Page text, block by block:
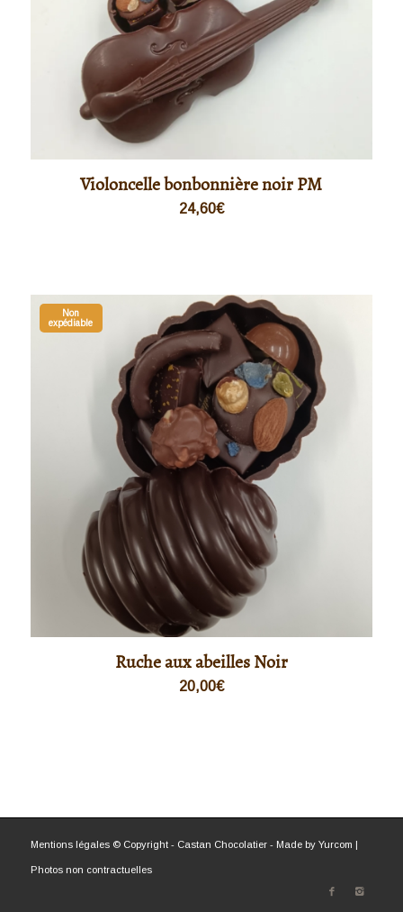
Violoncelle bonbonnière noir PM
24,60€
Non
expédiable
Ruche aux abeilles Noir
20,00€
Mentions légales© Copyright - Castan Chocolatier - Made by Yurcom
Photos non contractuelles